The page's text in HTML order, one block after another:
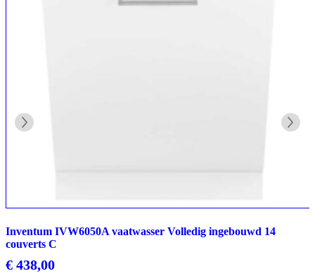
Inventum IVW6050A vaatwasser Volledig ingebouwd 14
couverts C
€ 438,00